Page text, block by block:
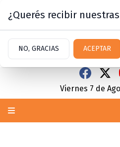
Viernes 7 de
¿Querés recibir
NO, GRACIAS ACEPTAR